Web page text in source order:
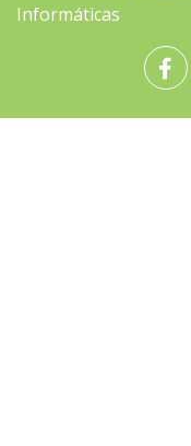
Informáticas